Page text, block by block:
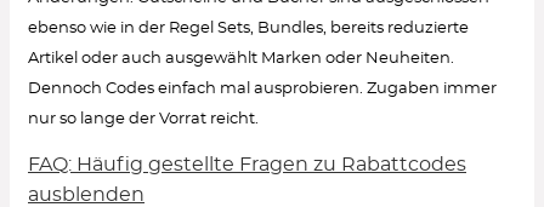
ebenso wie in der Regel Sets, Bundles, bereits reduzierte
Artikel oder auch ausgewählt Marken oder Neuheiten.
Dennoch Codes einfach mal ausprobieren. Zugaben immer
nur so lange der Vorrat reicht.
Wie löse ich einen Rabattcode ein?
FAQ: Häufig gestellte Fragen zu Rabattcodes
ausblenden